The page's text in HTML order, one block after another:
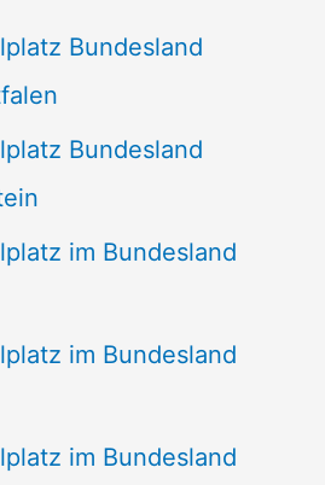
Bundesland
Bundesland
im Bundesland
im Bundesland
im Bundesland